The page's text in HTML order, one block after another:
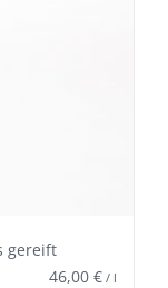
gereift
46,00 € / l